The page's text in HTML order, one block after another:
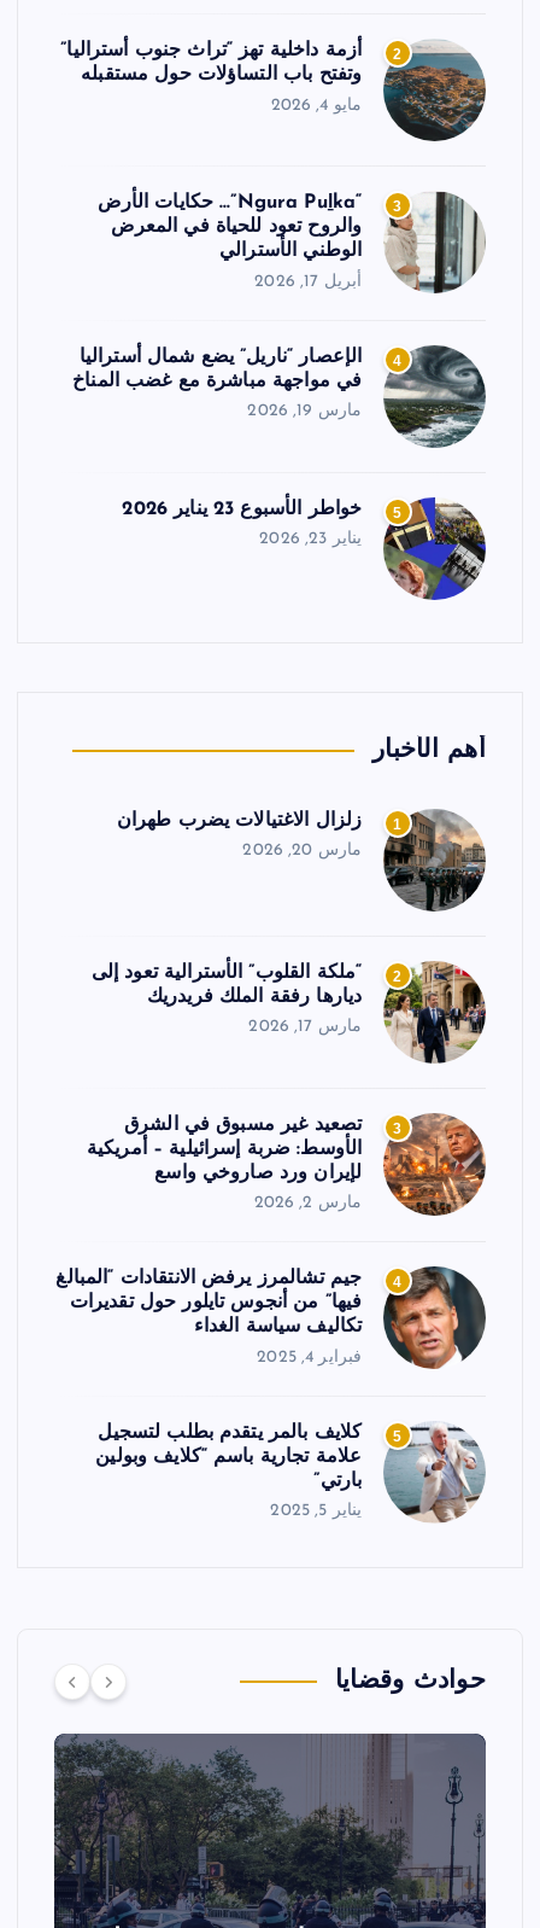
2
أزمة داخلية تهز “تراث جنوب أستراليا”
وتفتح باب التساؤلات حول مستقبله
مايو 4, 2026
3
“Ngura Puḻka”… حكايات الأرض
والروح تعود للحياة في المعرض
الوطني الأسترالي
أبريل 17, 2026
4
الإعصار “ناريل” يضع شمال أستراليا
في مواجهة مباشرة مع غضب المناخ
مارس 19, 2026
5 خواطر الأسبوع 23 يناير 2026
يناير 23, 2026
أهم الأخبار
1 زلزال الاغتيالات يضرب طهران
مارس 20, 2026
2
“ملكة القلوب” الأسترالية تعود إلى
ديارها رفقة الملك فريدريك
مارس 17, 2026
3
تصعيد غير مسبوق في الشرق
الأوسط: ضربة إسرائيلية – أمريكية
لإيران ورد صاروخي واسع
مارس 2, 2026
4
جيم تشالمرز يرفض الانتقادات “المبالغ
فيها” من أنجوس تايلور حول تقديرات
تكاليف سياسة الغداء
فبراير 4, 2025
5
كلايف بالمر يتقدم بطلب لتسجيل
علامة تجارية باسم “كلايف وبولين
بارتي”
يناير 5, 2025
حوادث وقضايا